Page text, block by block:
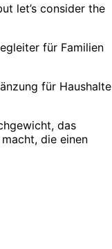
let’s consider the
für Familien
für Haushalte
das
die einen